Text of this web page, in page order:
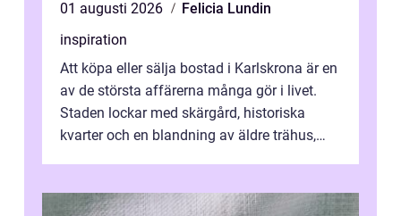
01 augusti 2026
Felicia Lundin
inspiration
Att köpa eller sälja bostad i Karlskrona är en
av de största affärerna många gör i livet.
Staden lockar med skärgård, historiska
kvarter och en blandning av äldre trähus,